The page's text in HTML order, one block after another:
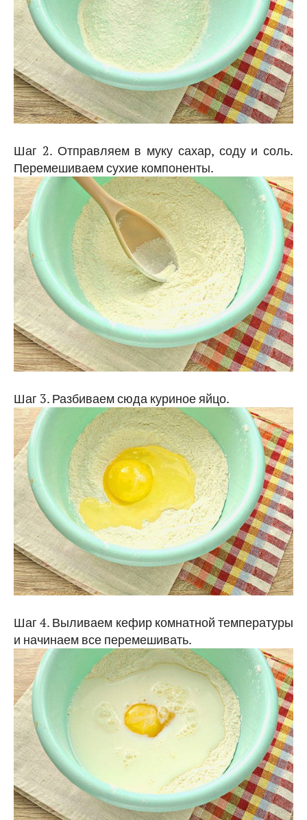
Шаг 2. Отправляем в муку сахар, соду и соль.
Перемешиваем сухие компоненты.
Шаг 3. Разбиваем сюда куриное яйцо.
Шаг 4. Выливаем кефир комнатной температуры
и начинаем все перемешивать.